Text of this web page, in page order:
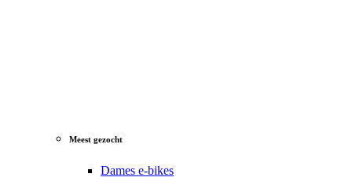
Meest gezocht
Dames e-bikes